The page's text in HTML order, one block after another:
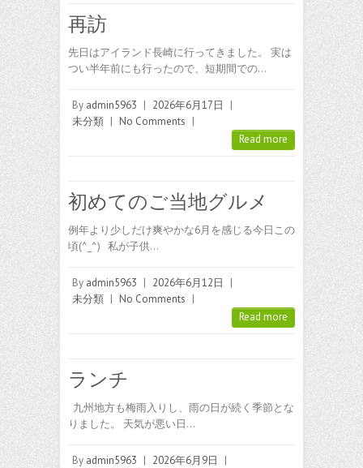
再訪
先日はアイランド長崎に行ってきました。 実は
つい半年前にも行ったので、短期間での…
By admin5963 | 2026年6月17日
|
未分類 | No Comments |
Read more
初めてのご当地グルメ
例年より少しだけ爽やかな6月を感じる今日この
頃(^_^) 私が子供…
By admin5963 | 2026年6月12日
|
未分類 | No Comments |
Read more
ランチ
九州地方も梅雨入りし、雨の日が続く季節とな
りました。 天気が悪い日…
By admin5963 | 2026年6月9日
|